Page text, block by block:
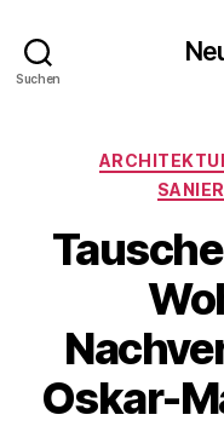
Suchen
Oskar-